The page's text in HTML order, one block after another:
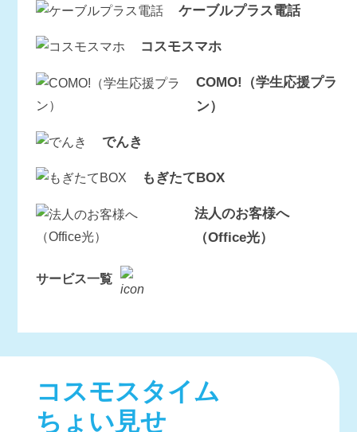
ケーブルプラス電話
コスモスマホ
COMO!（学生応援プラ
ン）
でんき
もぎたてBOX
法人のお客様へ
（Office光）
サービス一覧
コスモスタイム
ちょい見せ